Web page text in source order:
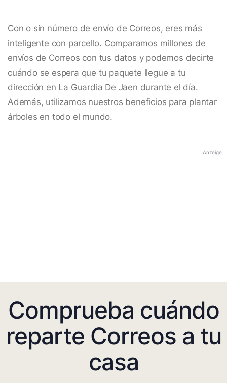
Con o sin número de envío de Correos, eres más
inteligente con parcello. Comparamos millones de
envíos de Correos con tus datos y podemos decirte
cuándo se espera que tu paquete llegue a tu
dirección en La Guardia De Jaen durante el día.
Además, utilizamos nuestros beneficios para plantar
árboles en todo el mundo.
Anzeige
Comprueba cuándo
reparte Correos a tu
casa